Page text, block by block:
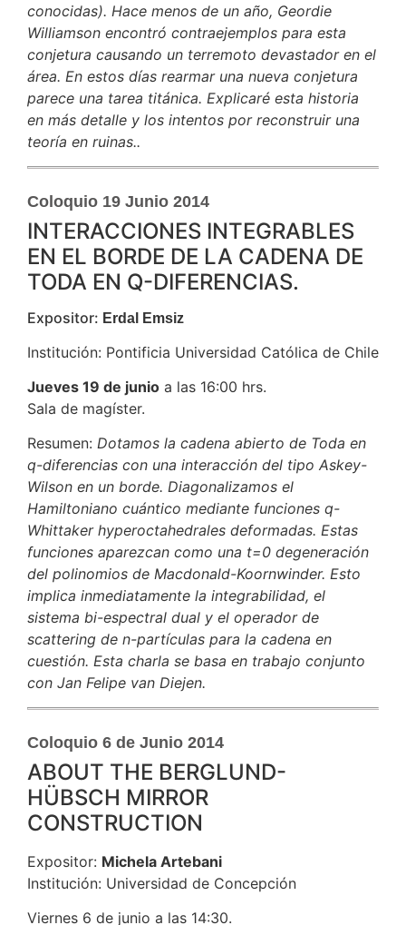
conocidas). Hace menos de un año, Geordie
Williamson encontró contraejemplos para esta
conjetura causando un terremoto devastador en el
área. En estos días rearmar una nueva conjetura
parece una tarea titánica. Explicaré esta historia
en más detalle y los intentos por reconstruir una
teoría en ruinas..
Coloquio 19 Junio 2014
INTERACCIONES INTEGRABLES
EN EL BORDE DE LA CADENA DE
TODA EN Q-DIFERENCIAS.
Expositor: Erdal Emsiz
Institución: Pontificia Universidad Católica de Chile
Jueves 19 de junio a las 16:00 hrs.
Sala de magíster.
Resumen: Dotamos la cadena abierto de Toda en
q-diferencias con una interacción del tipo Askey-
Wilson en un borde. Diagonalizamos el
Hamiltoniano cuántico mediante funciones q-
Whittaker hyperoctahedrales deformadas. Estas
funciones aparezcan como una t=0 degeneración
del polinomios de Macdonald-Koornwinder. Esto
implica inmediatamente la integrabilidad, el
sistema bi-espectral dual y el operador de
scattering de n-partículas para la cadena en
cuestión. Esta charla se basa en trabajo conjunto
con Jan Felipe van Diejen.
Coloquio 6 de Junio 2014
ABOUT THE BERGLUND-
HÜBSCH MIRROR
CONSTRUCTION
Expositor: Michela Artebani
Institución: Universidad de Concepción
Viernes 6 de junio a las 14:30.